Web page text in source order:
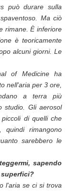
può durare sulla
Ma ciò
rimane. È inferiore
è teoricamente
alcuni giorni. Le
of Medicine ha
nell'aria per 3 ore,
a terra più
studio. Gli aerosol
di quelli che
rimangono
sarebbero le
sapendo
superfici?
l'aria se ci si trova